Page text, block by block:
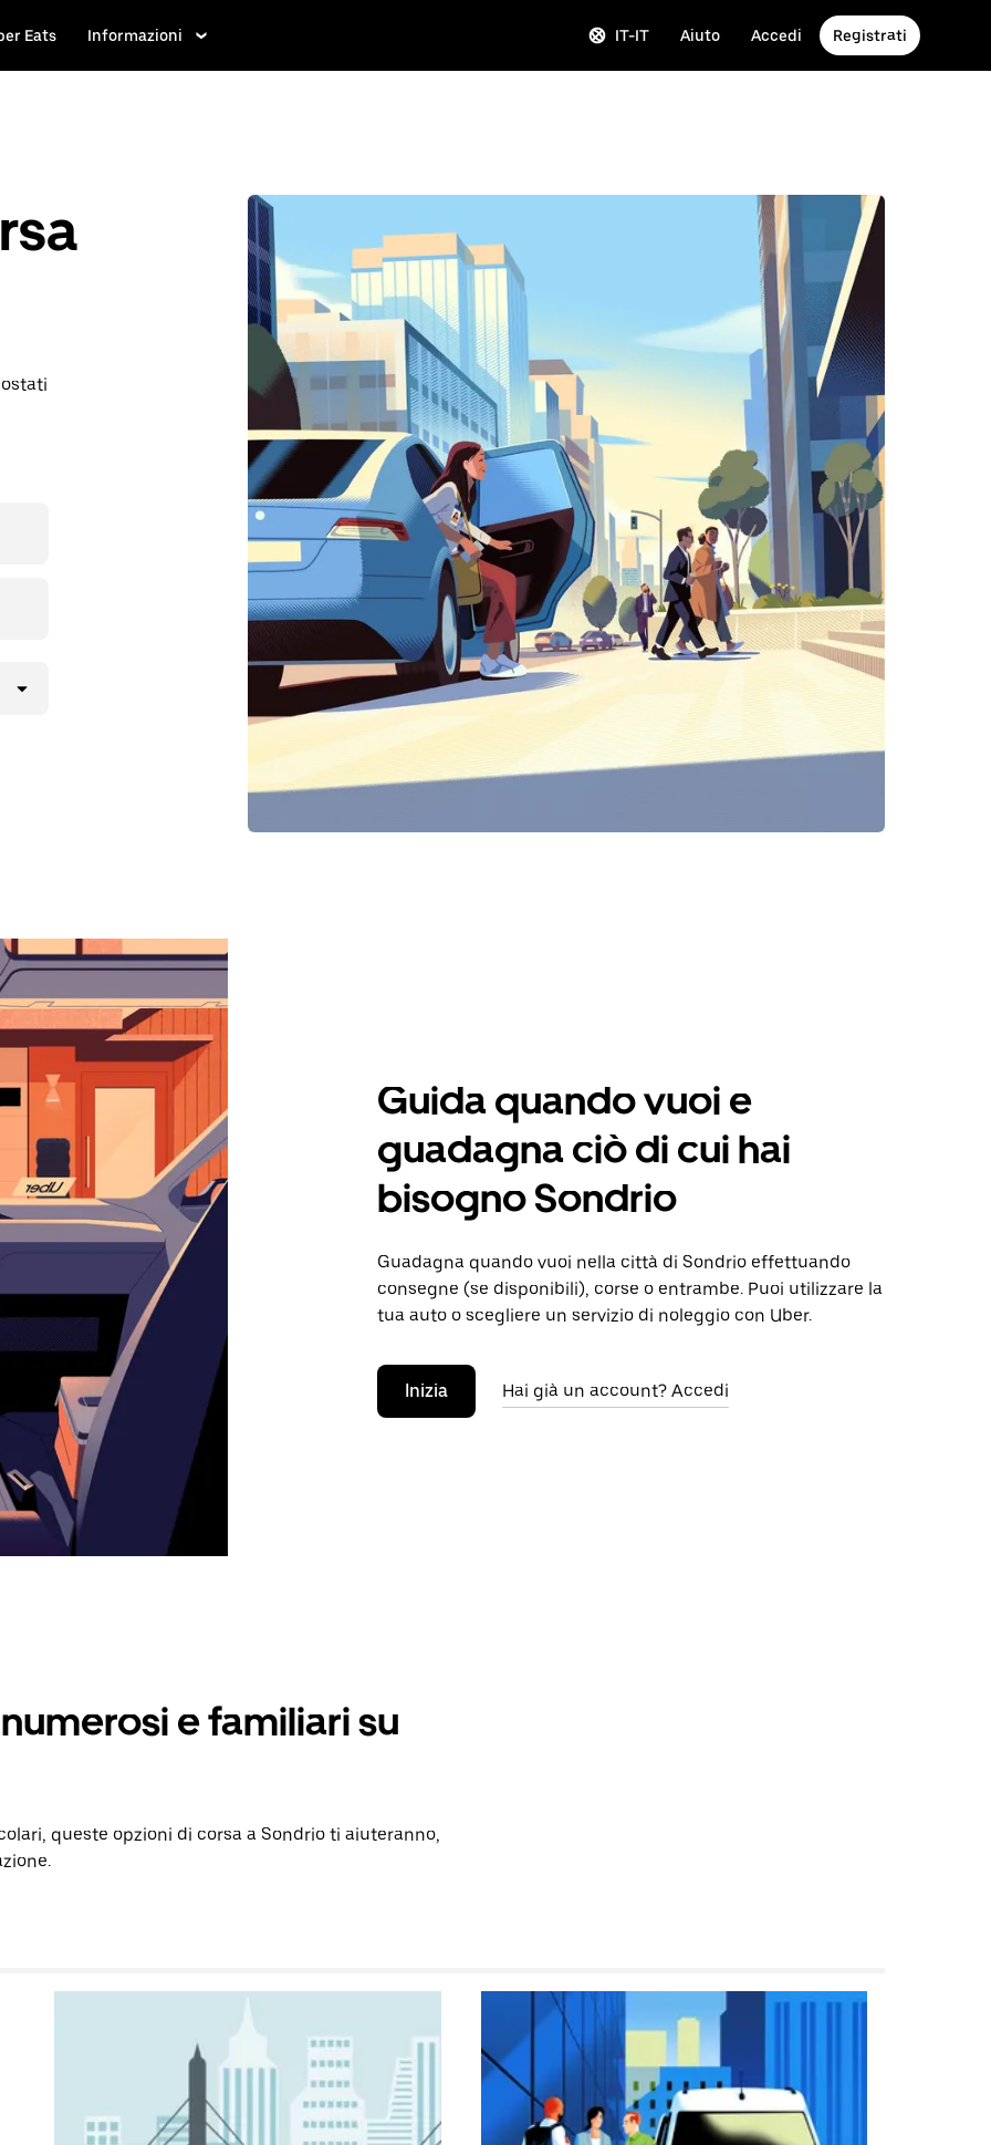
Eats Informazioni IT-IT Aiuto Accedi Registrati
Guida quando vuoi e
guadagna ciò di cui hai
bisogno Sondrio
Guadagna quando vuoi nella città di Sondrio effettuando
consegne (se disponibili), corse o entrambe. Puoi utilizzare la
tua auto o scegliere un servizio di noleggio con Uber.
Inizia Hai già un account? Accedi
e familiari su
queste opzioni di corsa a Sondrio ti aiuteranno,